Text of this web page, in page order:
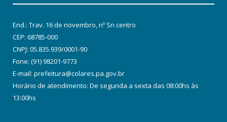
End.: Trav. 16 de novembro, nº Sn centro
CEP: 68785-000
CNPJ: 05.835.939/0001-90
Fone: (91) 98201-9773
E-mail: prefeitura@colares.pa.gov.br
Horário de atendimento: De segunda a sexta das 08:00hs às
13:00hs